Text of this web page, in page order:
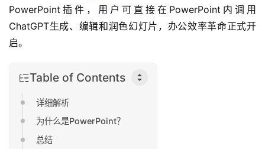
PowerPoint插件，用户可直接在PowerPoint内调用
ChatGPT生成、编辑和润色幻灯片，办公效率革命正式开
启。
Table of Contents
详细解析
为什么是PowerPoint？
总结